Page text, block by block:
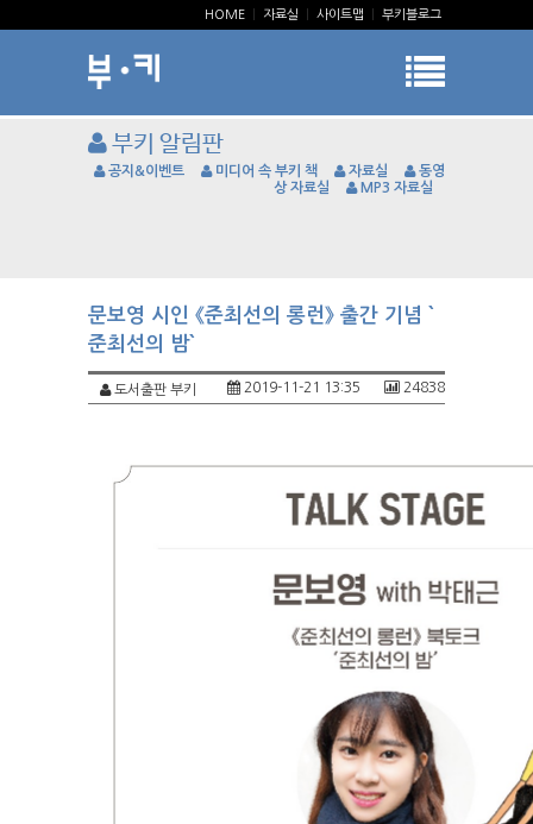
HOME 자료실 사이트맵 부키블로그
부키 알림판
공지&이벤트 미디어 속 부키 책 자료실
동영
상 자료실
MP3 자료실
문보영 시인 《준최선의 롱런》 출간 기념 `
준최선의 밤`
도서출판 부키 24838
2019-11-21 13:35